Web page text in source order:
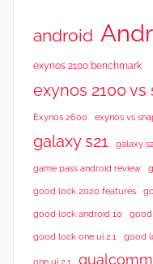
android
exynos 2100 benchmark
exynos 2100
Exynos 2600 exynos vs
galaxy s21 galaxy
game pass android review
good lock 2020 features
good lock android 10
good lock one ui 2.1 good
one ui 2.1 qualcomm